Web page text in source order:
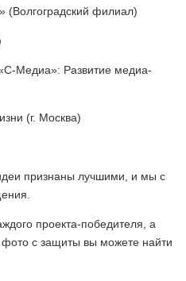
(Волгоградский филиал)
Медиа»: Развитие медиа-
(г. Москва)
признаны лучшими, и мы с
проекта-победителя, а
с защиты вы можете найти